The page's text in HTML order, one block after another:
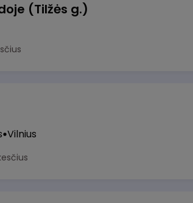
(Tilžės g.)
Vilnius